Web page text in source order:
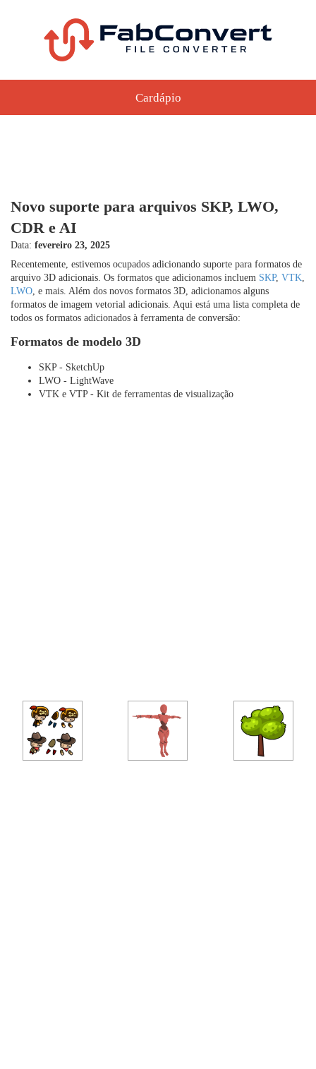
Cardápio
Novo suporte para arquivos SKP, LWO,
CDR e AI
Data: fevereiro 23, 2025
Recentemente, estivemos ocupados adicionando suporte para formatos de
arquivo 3D adicionais. Os formatos que adicionamos incluem SKP, VTK,
LWO, e mais. Além dos novos formatos 3D, adicionamos alguns
formatos de imagem vetorial adicionais. Aqui está uma lista completa de
todos os formatos adicionados à ferramenta de conversão:
Formatos de modelo 3D
SKP - SketchUp
LWO - LightWave
VTK e VTP - Kit de ferramentas de visualização